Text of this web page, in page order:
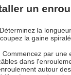
un
Déterminez la
la gaine
Commencez par une
dans
autour